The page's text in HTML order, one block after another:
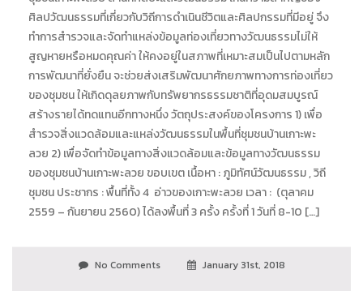
ศิลปวัฒนธรรมที่เกี่ยวกับวิถีการดำเนินชีวิตและศิลปกรรมที่มีอยู่ จึง
ทำการสำรวจและจัดทำแหล่งข้อมูลท่องเที่ยวทางวัฒนธรรมไม่ให้
สูญหายหรือหมดคุณค่า ให้คงอยู่ในสภาพที่เหมาะสมเป็นไปตามหลัก
การพัฒนาที่ยั่งยืน จะช่วยส่งเสริมพัฒนาศักยภาพทางการท่องเที่ยว
ของชุมชน ให้เกิดดุลยภาพกับทรัพยากรธรรมชาติที่อุดมสมบูรณ์
สร้างรายได้ทดแทนอีกทางหนึ่ง วัตถุประสงค์ของโครงการ 1) เพื่อ
สำรวจสิ่งแวดล้อมและแหล่งวัฒนธรรมในพื้นที่ชุมชนบ้านเกาะพะ
ลวย 2) เพื่อจัดทำข้อมูลทางสิ่งแวดล้อมและข้อมูลทางวัฒนธรรม
ของชุมชนบ้านเกาะพะลวย ขอบเขต เนื้อหา : ภูมิทัศน์วัฒนธรรม , วิถี
ชุมชน ประชากร : พื้นที่ทั้ง 4 อ่าวของเกาะพะลวย เวลา : (ตุลาคม
2559 – กันยายน 2560) ได้ลงพื้นที่ 3 ครั้ง ครั้งที่ 1 วันที่ 8-10 […]
No Comments January 31st, 2018